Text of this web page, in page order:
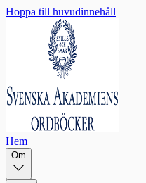
Hoppa till huvudinnehåll
Hem
Om